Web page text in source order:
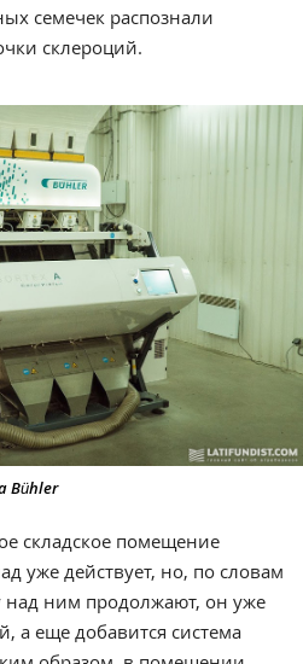
семечек распознали
склероций.
Bühler
складское помещение
уже действует, но, по словам
над ним продолжают, он уже
а еще добавится система